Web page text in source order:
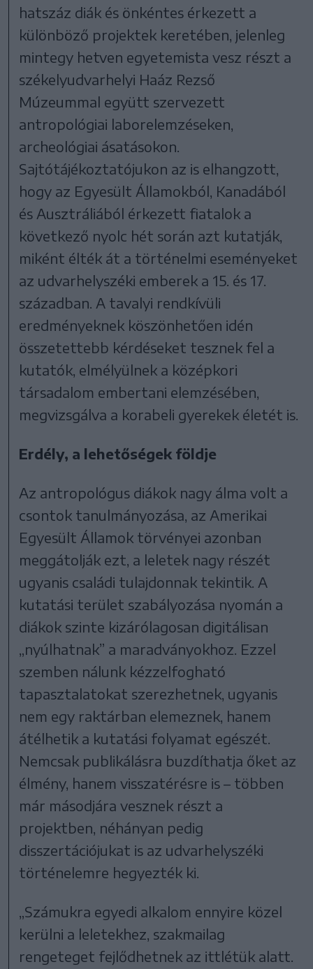
hatszáz diák és önkéntes érkezett a
különböző projektek keretében, jelenleg
mintegy hetven egyetemista vesz részt a
székelyudvarhelyi Haáz Rezső
Múzeummal együtt szervezett
antropológiai laborelemzéseken,
archeológiai ásatásokon.
Sajtótájékoztatójukon az is elhangzott,
hogy az Egyesült Államokból, Kanadából
és Ausztráliából érkezett fiatalok a
következő nyolc hét során azt kutatják,
miként élték át a történelmi eseményeket
az udvarhelyszéki emberek a 15. és 17.
században. A tavalyi rendkívüli
eredményeknek köszönhetően idén
összetettebb kérdéseket tesznek fel a
kutatók, elmélyülnek a középkori
társadalom embertani elemzésében,
megvizsgálva a korabeli gyerekek életét is.
Erdély, a lehetőségek földje
Az antropológus diákok nagy álma volt a
csontok tanulmányozása, az Amerikai
Egyesült Államok törvényei azonban
meggátolják ezt, a leletek nagy részét
ugyanis családi tulajdonnak tekintik. A
kutatási terület szabályozása nyomán a
diákok szinte kizárólagosan digitálisan
„nyúlhatnak” a maradványokhoz. Ezzel
szemben nálunk kézzelfogható
tapasztalatokat szerezhetnek, ugyanis
nem egy raktárban elemeznek, hanem
átélhetik a kutatási folyamat egészét.
Nemcsak publikálásra buzdíthatja őket az
élmény, hanem visszatérésre is – többen
már másodjára vesznek részt a
projektben, néhányan pedig
disszertációjukat is az udvarhelyszéki
történelemre hegyezték ki.
„Számukra egyedi alkalom ennyire közel
kerülni a leletekhez, szakmailag
rengeteget fejlődhetnek az ittlétük alatt.